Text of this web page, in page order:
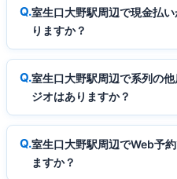
室生口大野駅周辺で現金払
りますか？
室生口大野駅周辺で系列の
ジオはありますか？
室生口大野駅周辺でWeb予
ますか？